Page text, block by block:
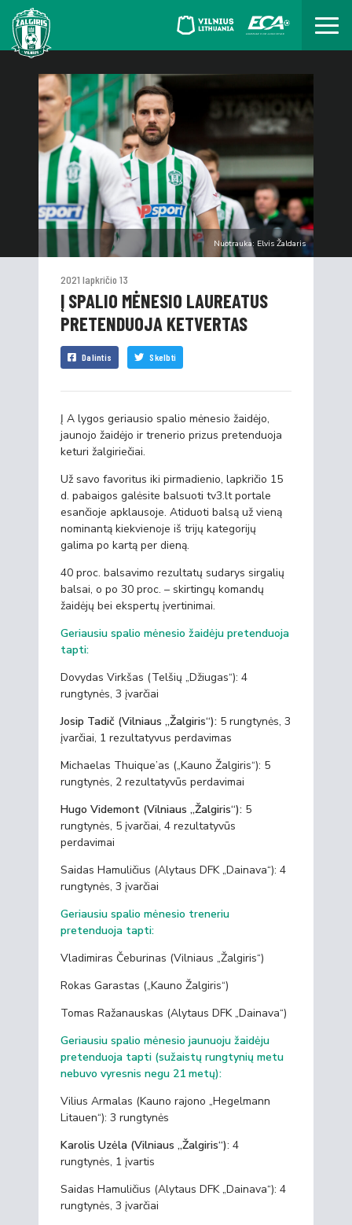
Nuotrauka: Elvis Žaldaris
2021 lapkričio 13
Į SPALIO MĖNESIO LAUREATUS
PRETENDUOJA KETVERTAS
Dalintis Skelbti
Į A lygos geriausio spalio mėnesio žaidėjo,
jaunojo žaidėjo ir trenerio prizus pretenduoja
keturi žalgiriečiai.
Už savo favoritus iki pirmadienio, lapkričio 15
d. pabaigos galėsite balsuoti tv3.lt portale
esančioje apklausoje. Atiduoti balsą už vieną
nominantą kiekvienoje iš trijų kategorijų
galima po kartą per dieną.
40 proc. balsavimo rezultatų sudarys sirgalių
balsai, o po 30 proc. – skirtingų komandų
žaidėjų bei ekspertų įvertinimai.
Geriausiu spalio mėnesio žaidėju pretenduoja
tapti:
Dovydas Virkšas (Telšių „Džiugas“): 4
rungtynės, 3 įvarčiai
Josip Tadič (Vilniaus „Žalgiris“): 5 rungtynės, 3
įvarčiai, 1 rezultatyvus perdavimas
Michaelas Thuique’as („Kauno Žalgiris“): 5
rungtynės, 2 rezultatyvūs perdavimai
Hugo Videmont (Vilniaus „Žalgiris“): 5
rungtynės, 5 įvarčiai, 4 rezultatyvūs
perdavimai
Saidas Hamuličius (Alytaus DFK „Dainava“): 4
rungtynės, 3 įvarčiai
Geriausiu spalio mėnesio treneriu
pretenduoja tapti:
Vladimiras Čeburinas (Vilniaus „Žalgiris“)
Rokas Garastas („Kauno Žalgiris“)
Tomas Ražanauskas (Alytaus DFK „Dainava“)
Geriausiu spalio mėnesio jaunuoju žaidėju
pretenduoja tapti (sužaistų rungtynių metu
nebuvo vyresnis negu 21 metų):
Vilius Armalas (Kauno rajono „Hegelmann
Litauen“): 3 rungtynės
Karolis Uzėla (Vilniaus „Žalgiris“): 4
rungtynės, 1 įvartis
Saidas Hamuličius (Alytaus DFK „Dainava“): 4
rungtynės, 3 įvarčiai